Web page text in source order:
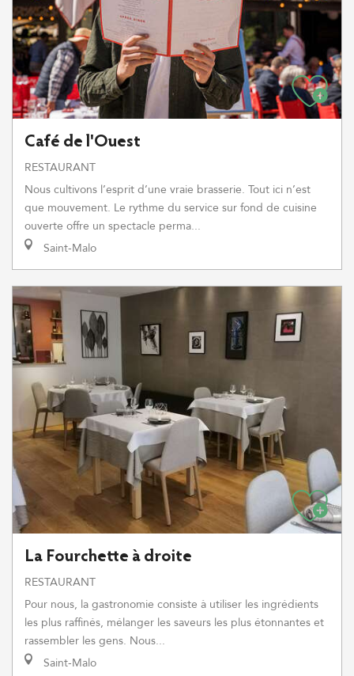
Café de l'Ouest
RESTAURANT
Nous cultivons l’esprit d’une vraie brasserie. Tout ici n’est
que mouvement. Le rythme du service sur fond de cuisine
ouverte offre un spectacle perma...
Saint-Malo
La Fourchette à droite
RESTAURANT
Pour nous, la gastronomie consiste à utiliser les ingrédients
les plus raffinés, mélanger les saveurs les plus étonnantes et
rassembler les gens. Nous...
Saint-Malo